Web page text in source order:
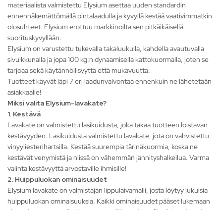
materiaalista valmistettu Elysium asettaa uuden standardin
ennennäkemättömällä pintalaadulla ja kyvyllä kestää vaativimmatkin
olosuhteet. Elysium erottuu markkinoilta sen pitkäikäisellä
suorituskyvyllään.
Elysium on varustettu tukevalla takaluukulla, kahdella avautuvalla
sivuikkunalla ja jopa 100 kg:n dynaamisella kattokuormalla, joten se
tarjoaa sekä käytännöllisyyttä että mukavuutta.
Tuotteet käyvät läpi 7 eri laadunvalvontaa ennenkuin ne lähetetään
asiakkaalle!
Miksi valita Elysium-lavakate?
1. Kestävä
Lavakate on valmistettu lasikuidusta, joka takaa tuotteen loistavan
kestävyyden. Lasikuidusta valmistettu lavakate, jota on vahvistettu
vinyyliesterihartsilla. Kestää suurempia tärinäkuormia, koska ne
kestävät venymistä ja niissä on vähemmän jännityshalkeilua. Varma
valinta kestävyyttä arvostaville ihmisille!
2. Huippuluokan ominaisuudet
Elysium lavakate on valmistajan lippulaivamalli, josta löytyy lukuisia
huippuluokan ominaisuuksia. Kaikki ominaisuudet pääset lukemaan